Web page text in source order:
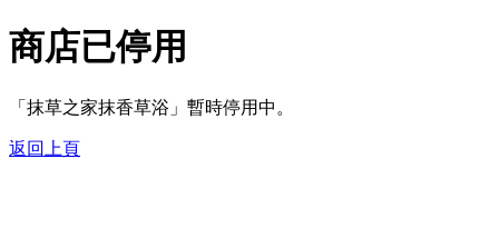
商店已停用
「抹草之家抹香草浴」暫時停用中。
返回上頁